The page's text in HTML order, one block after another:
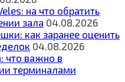
на что обратить
зала 04.08.2026
как заранее оценить
04.08.2026
что важно в
терминалами